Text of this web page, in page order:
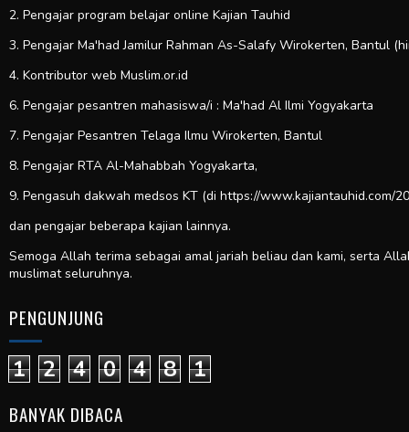
2. Pengajar program belajar online Kajian Tauhid
3. Pengajar Ma'had Jamilur Rahman As-Salafy Wirokerten, Bantul
4. Kontributor web Muslim.or.id
6. Pengajar pesantren mahasiswa/i : Ma'had Al Ilmi Yogyakarta
7. Pengajar Pesantren Telaga Ilmu Wirokerten, Bantul
8. Pengajar RTA Al-Mahabbah Yogyakarta,
9. Pengasuh dakwah medsos KT (di https://www.kajiantauhid.com/
dan pengajar beberapa kajian lainnya.
Semoga Allah terima sebagai amal jariah beliau dan kami, serta
muslimat seluruhnya.
PENGUNJUNG
1 2 4 0 4 8 1
BANYAK DIBACA